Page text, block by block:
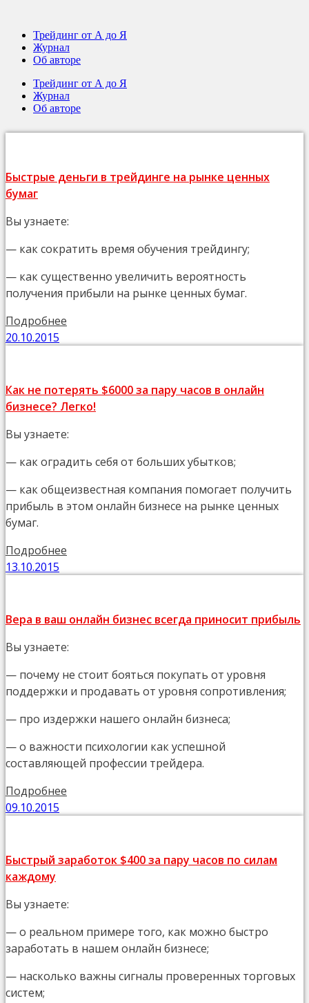
Трейдинг от А до Я
Журнал
Об авторе
Трейдинг от А до Я
Журнал
Об авторе
Быстрые деньги в трейдинге на рынке ценных
бумаг
Вы узнаете:
— как сократить время обучения трейдингу;
— как существенно увеличить вероятность
получения прибыли на рынке ценных бумаг.
Подробнее
20.10.2015
Как не потерять $6000 за пару часов в онлайн
бизнесе? Легко!
Вы узнаете:
— как оградить себя от больших убытков;
— как общеизвестная компания помогает получить
прибыль в этом онлайн бизнесе на рынке ценных
бумаг.
Подробнее
13.10.2015
Вера в ваш онлайн бизнес всегда приносит прибыль
Вы узнаете:
— почему не стоит бояться покупать от уровня
поддержки и продавать от уровня сопротивления;
— про издержки нашего онлайн бизнеса;
— о важности психологии как успешной
составляющей профессии трейдера.
Подробнее
09.10.2015
Быстрый заработок $400 за пару часов по силам
каждому
Вы узнаете:
— о реальном примере того, как можно быстро
заработать в нашем онлайн бизнесе;
— насколько важны сигналы проверенных торговых
систем;